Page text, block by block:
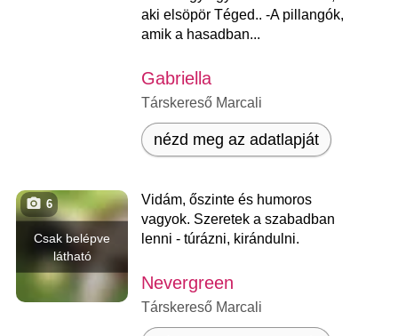
aki elsöpör Téged.. -A pillangók,
amik a hasadban...
Gabriella
Társkereső Marcali
nézd meg az adatlapját
Csak belépve
látható
6
Vidám, őszinte és humoros
vagyok. Szeretek a szabadban
lenni - túrázni, kirándulni.
Nevergreen
Társkereső Marcali